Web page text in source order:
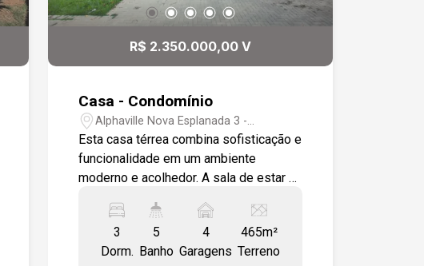
R$ 2.350.000,00 V
Casa - Condomínio
Alphaville Nova Esplanada 3 -
Votorantim/SP
Esta casa térrea combina sofisticação e
funcionalidade em um ambiente
moderno e acolhedor. A sala de estar e
proporcionando uma sensação de
amplitude e elegância. O imóvel inclui
também uma sala de TV, um escritório
3
Dorm.
5
Banho
4
Garagens
465m²
Terreno